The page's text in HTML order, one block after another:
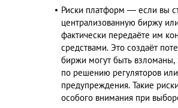
Риски платформ — если вы
централизованную биржу
фактически передаёте им
средствами. Это создаёт
биржи могут быть взломаны,
по решению регуляторов
предупреждения. Такие
особого внимания при